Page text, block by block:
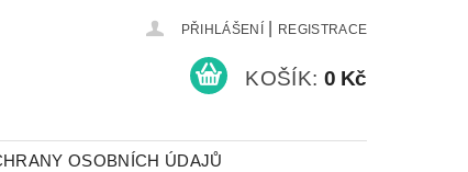
PŘIHLÁŠENÍ REGISTRACE
KOŠÍK: 0 Kč
OSOBNÍCH ÚDAJŮ